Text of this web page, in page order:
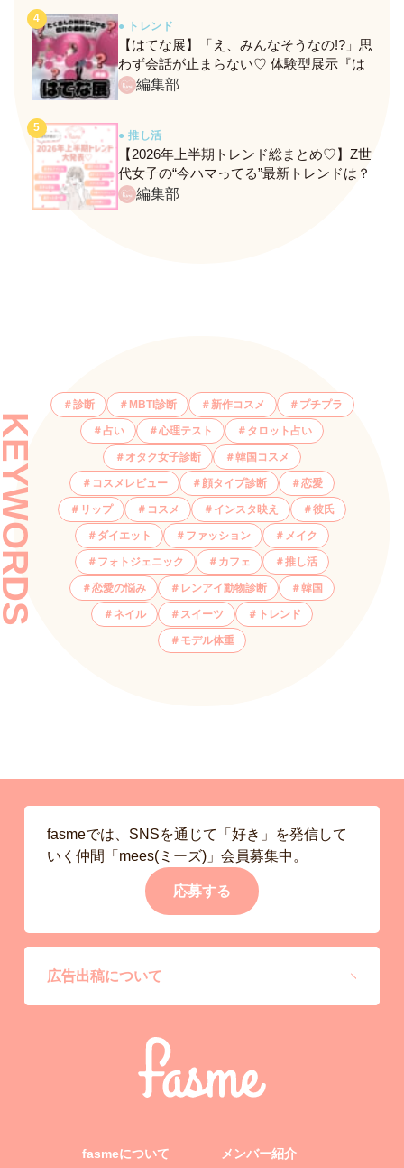
● トレンド
【はてな展】「え、みんなそうなの!?」思
わず会話が止まらない♡ 体験型展示『は
てな展』に行ってきたレポ
編集部
● 推し活
【2026年上半期トレンド総まとめ♡】Z世
代女子の“今ハマってる”最新トレンドは？
ネクストバズ予報もチェック♪
編集部
診断 MBTI診断 新作コスメ プチプラ
占い 心理テスト タロット占い
オタク女子診断 韓国コスメ
コスメレビュー 顔タイプ診断 恋愛
リップ コスメ インスタ映え 彼氏
ダイエット ファッション メイク
フォトジェニック カフェ 推し活
恋愛の悩み レンアイ動物診断 韓国
ネイル スイーツ トレンド
モデル体重
fasmeでは、SNSを通じて「好き」を発信して
いく仲間「mees(ミーズ)」会員募集中。
応募する
広告出稿について
fasmeについて メンバー紹介